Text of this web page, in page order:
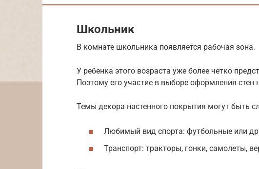
Школьник
В комнате школьника появляется рабочая зона.
У ребенка этого возраста уже более четко
Поэтому его участие в выборе оформления стен
Темы декора настенного покрытия могут быть
Любимый вид спорта: футбольные или
Транспорт: тракторы, гонки, самолеты,